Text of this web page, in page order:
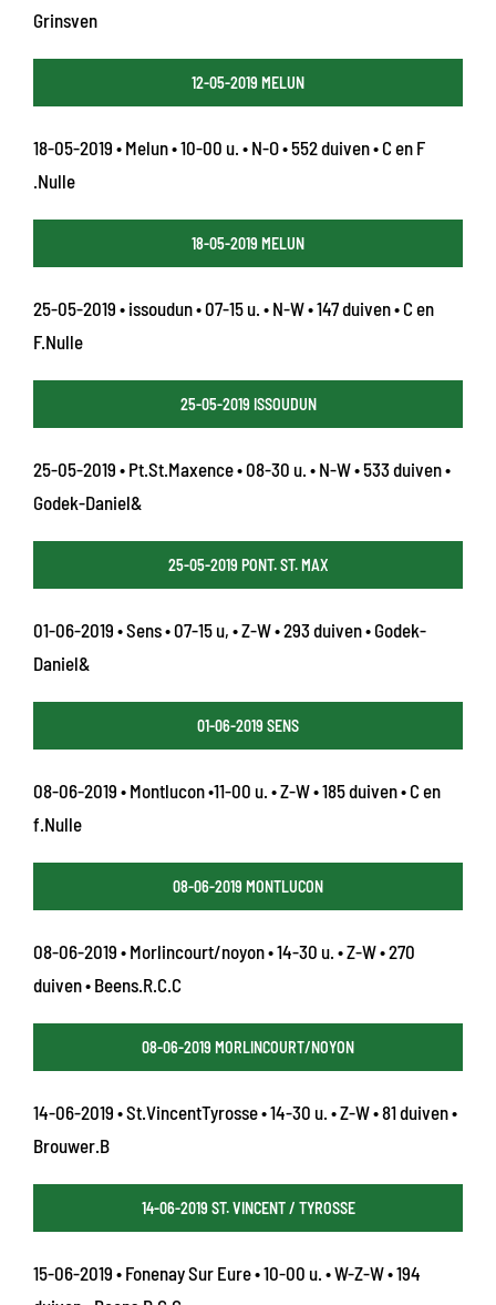
Grinsven
12-05-2019 MELUN
18-05-2019 • Melun • 10-00 u. • N-O • 552 duiven • C en F
.Nulle
18-05-2019 MELUN
25-05-2019 • issoudun • 07-15 u. • N-W • 147 duiven • C en
F.Nulle
25-05-2019 ISSOUDUN
25-05-2019 • Pt.St.Maxence • 08-30 u. • N-W • 533 duiven •
Godek-Daniel&
25-05-2019 PONT. ST. MAX
01-06-2019 • Sens • 07-15 u, • Z-W • 293 duiven • Godek-
Daniel&
01-06-2019 SENS
08-06-2019 • Montlucon •11-00 u. • Z-W • 185 duiven • C en
f.Nulle
08-06-2019 MONTLUCON
08-06-2019 • Morlincourt/noyon • 14-30 u. • Z-W • 270
duiven • Beens.R.C.C
08-06-2019 MORLINCOURT/NOYON
14-06-2019 • St.VincentTyrosse • 14-30 u. • Z-W • 81 duiven •
Brouwer.B
14-06-2019 ST. VINCENT / TYROSSE
15-06-2019 • Fonenay Sur Eure • 10-00 u. • W-Z-W • 194